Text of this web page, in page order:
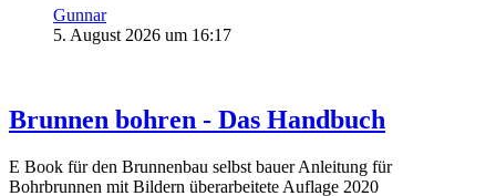
Gunnar
5. August 2026 um 16:17
Brunnen bohren - Das Handbuch
E Book für den Brunnenbau selbst bauer Anleitung für
Bohrbrunnen mit Bildern überarbeitete Auflage 2020